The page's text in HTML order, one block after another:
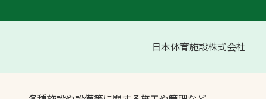
日本体育施設株式会社